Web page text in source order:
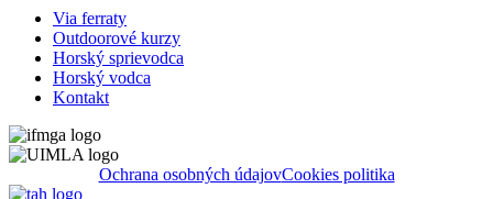
Via ferraty
Outdoorové kurzy
Horský sprievodca
Horský vodca
Kontakt
Ochrana osobných údajovCookies politika